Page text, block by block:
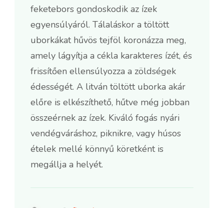
feketebors gondoskodik az ízek
egyensúlyáról. Tálaláskor a töltött
uborkákat hűvös tejföl koronázza meg,
amely lágyítja a cékla karakteres ízét, és
frissítően ellensúlyozza a zöldségek
édességét. A litván töltött uborka akár
előre is elkészíthető, hűtve még jobban
összeérnek az ízek. Kiváló fogás nyári
vendégváráshoz, piknikre, vagy húsos
ételek mellé könnyű köretként is
megállja a helyét.